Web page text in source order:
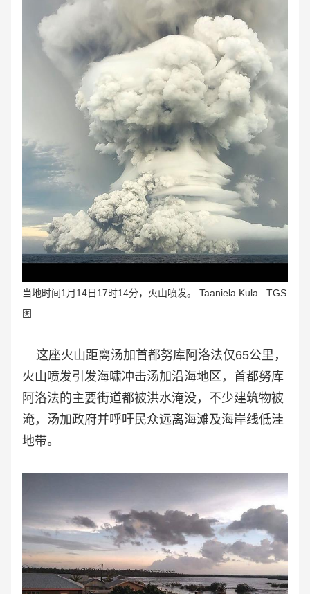
当地时间1月14日17时14分，火山喷发。 Taaniela Kula_ TGS
图
这座火山距离汤加首都努库阿洛法仅65公里，
火山喷发引发海啸冲击汤加沿海地区，首都努库
阿洛法的主要街道都被洪水淹没，不少建筑物被
淹，汤加政府并呼吁民众远离海滩及海岸线低洼
地带。